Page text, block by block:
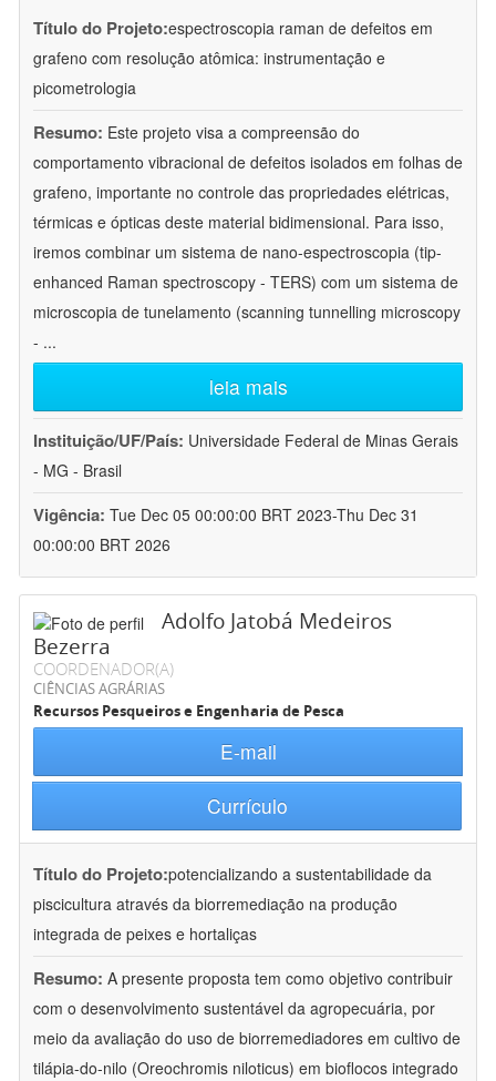
Título do Projeto:espectroscopia raman de defeitos em
grafeno com resolução atômica: instrumentação e
picometrologia
Resumo: Este projeto visa a compreensão do
comportamento vibracional de defeitos isolados em folhas de
grafeno, importante no controle das propriedades elétricas,
térmicas e ópticas deste material bidimensional. Para isso,
iremos combinar um sistema de nano-espectroscopia (tip-
enhanced Raman spectroscopy - TERS) com um sistema de
microscopia de tunelamento (scanning tunnelling microscopy
- ...
leia mais
Instituição/UF/País: Universidade Federal de Minas Gerais
- MG - Brasil
Vigência: Tue Dec 05 00:00:00 BRT 2023-Thu Dec 31
00:00:00 BRT 2026
Adolfo Jatobá Medeiros
Bezerra
COORDENADOR(A)
CIÊNCIAS AGRÁRIAS
Recursos Pesqueiros e Engenharia de Pesca
E-mail
Currículo
Título do Projeto:potencializando a sustentabilidade da
piscicultura através da biorremediação na produção
integrada de peixes e hortaliças
Resumo: A presente proposta tem como objetivo contribuir
com o desenvolvimento sustentável da agropecuária, por
meio da avaliação do uso de biorremediadores em cultivo de
tilápia-do-nilo (Oreochromis niloticus) em bioflocos integrado